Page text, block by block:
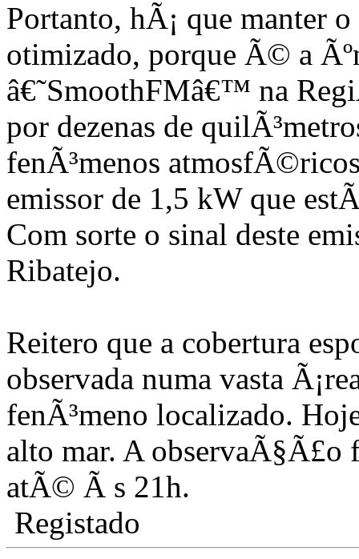
Portanto, hÃ¡ que manter
otimizado, porque Ã© a
â€˜SmoothFMâ€™ na
por dezenas de
fenÃ³menos
emissor de 1,5 kW que
Com sorte o sinal deste
Ribatejo.
Reitero que a cobertura
observada numa vasta
fenÃ³meno localizado.
alto mar. A observaÃ§Ã£o
atÃ© Ã s 21h.
Registado